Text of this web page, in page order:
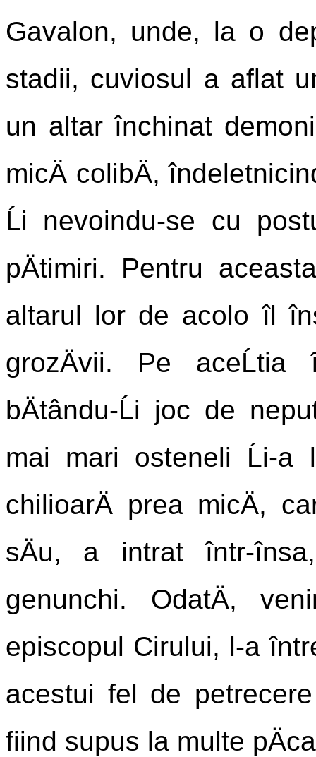
Gavalon, unde, la o
stadii, cuviosul a aflat
un altar închinat
micÄ colibÄ,
Ĺi nevoindu-se cu
pÄtimiri. Pentru
altarul lor de acolo îl
grozÄvii. Pe aceĹtia
bÄtându-Ĺi joc de
mai mari osteneli Ĺi-a
chilioarÄ prea micÄ,
sÄu, a intrat într-
genunchi. OdatÄ,
episcopul Cirului, l-a
acestui fel de
fiind supus la multe